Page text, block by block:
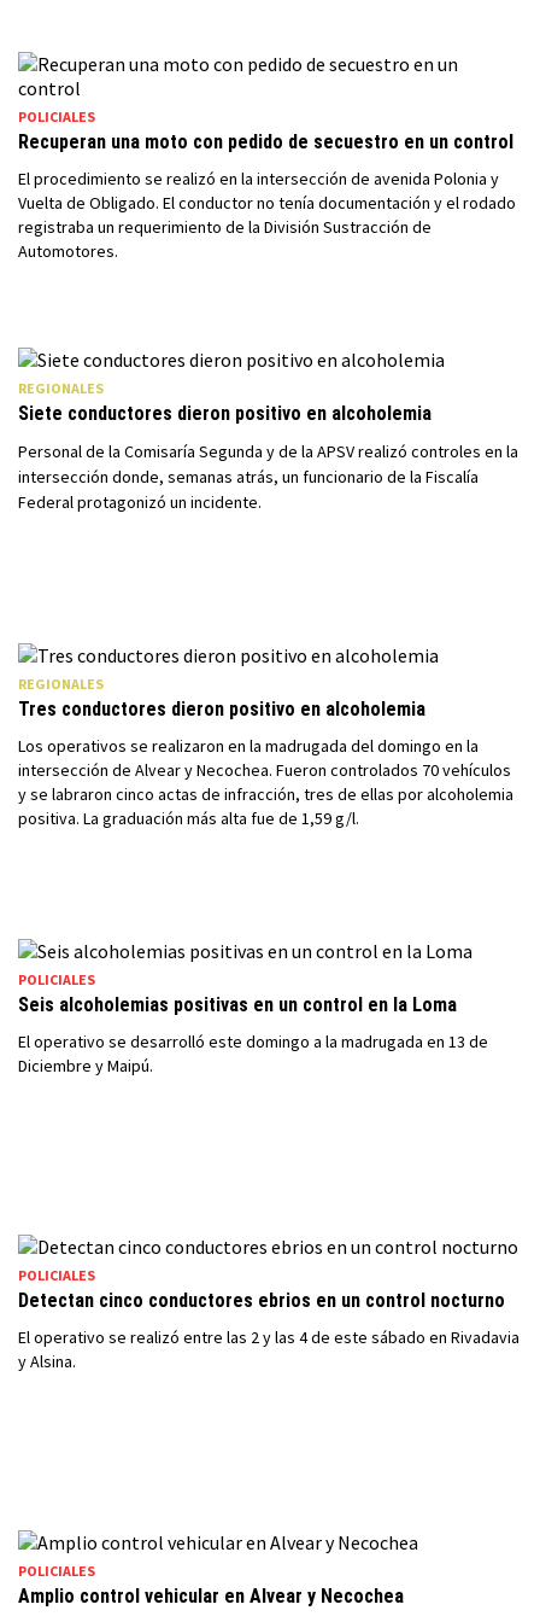
POLICIALES
Recuperan una moto con pedido de secuestro en un control
El procedimiento se realizó en la intersección de avenida Polonia y
Vuelta de Obligado. El conductor no tenía documentación y el rodado
registraba un requerimiento de la División Sustracción de
Automotores.
REGIONALES
Siete conductores dieron positivo en alcoholemia
Personal de la Comisaría Segunda y de la APSV realizó controles en la
intersección donde, semanas atrás, un funcionario de la Fiscalía
Federal protagonizó un incidente.
REGIONALES
Tres conductores dieron positivo en alcoholemia
Los operativos se realizaron en la madrugada del domingo en la
intersección de Alvear y Necochea. Fueron controlados 70 vehículos
y se labraron cinco actas de infracción, tres de ellas por alcoholemia
positiva. La graduación más alta fue de 1,59 g/l.
POLICIALES
Seis alcoholemias positivas en un control en la Loma
El operativo se desarrolló este domingo a la madrugada en 13 de
Diciembre y Maipú.
POLICIALES
Detectan cinco conductores ebrios en un control nocturno
El operativo se realizó entre las 2 y las 4 de este sábado en Rivadavia
y Alsina.
POLICIALES
Amplio control vehicular en Alvear y Necochea